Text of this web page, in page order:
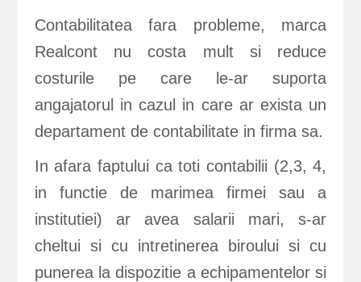
Contabilitatea fara probleme, marca
Realcont nu costa mult si reduce
costurile pe care le-ar suporta
angajatorul in cazul in care ar exista un
departament de contabilitate in firma sa.
In afara faptului ca toti contabilii (2,3, 4,
in functie de marimea firmei sau a
institutiei) ar avea salarii mari, s-ar
cheltui si cu intretinerea biroului si cu
punerea la dispozitie a echipamentelor si